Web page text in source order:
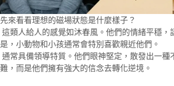
來看看理想的磁場狀態是什麼樣子？
類人給人的感覺如沐春風。他們的情緒平穩
，小動物和小孩通常會特別喜歡親近他們。
常具備領導特質。他們眼神堅定，散發出一
，而是他們擁有強大的信念去轉化逆境。